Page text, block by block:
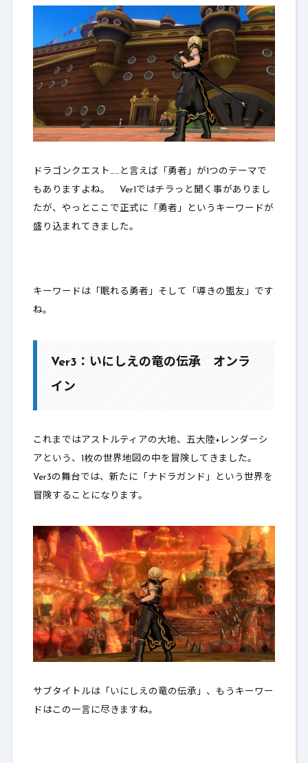
ドラゴンクエスト……と言えば「勇者」が1つのテーマで
もありますよね。 Ver1ではチラっと聞く事がありまし
たが、やっとここで正式に「勇者」というキーワードが
盛り込まれてきました。
キーワードは「眠れる勇者」そして「導きの盟友」です
ね。
Ver3：いにしえの竜の伝承 オンラ
イン
これまではアストルティアの大地、五大陸+レンダーシ
アという、1枚の世界地図の中を冒険してきました。
Ver3の舞台では、新たに「ナドラガンド」という世界を
冒険することになります。
サブタイトルは「いにしえの竜の伝承」、もうキーワー
ドはこの一言に尽きますね。